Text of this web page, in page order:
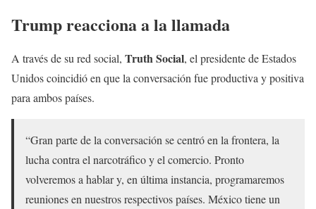
Trump reacciona a la llamada
A través de su red social, Truth Social, el presidente de Estados
Unidos coincidió en que la conversación fue productiva y positiva
para ambos países.
“Gran parte de la conversación se centró en la frontera, la
lucha contra el narcotráfico y el comercio. Pronto
volveremos a hablar y, en última instancia, programaremos
reuniones en nuestros respectivos países. México tiene un